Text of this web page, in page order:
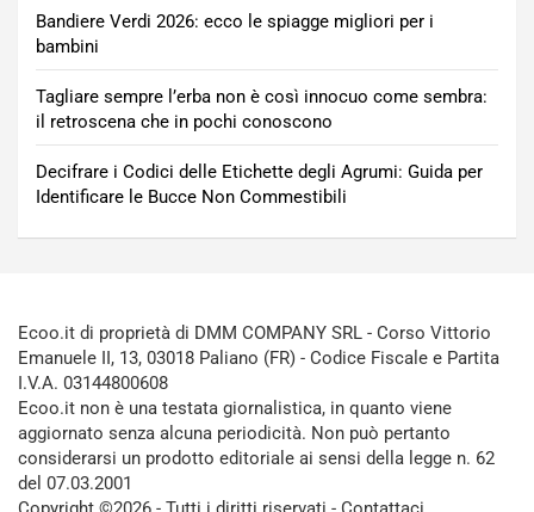
Bandiere Verdi 2026: ecco le spiagge migliori per i
bambini
Tagliare sempre l’erba non è così innocuo come sembra:
il retroscena che in pochi conoscono
Decifrare i Codici delle Etichette degli Agrumi: Guida per
Identificare le Bucce Non Commestibili
Ecoo.it di proprietà di DMM COMPANY SRL - Corso Vittorio
Emanuele II, 13, 03018 Paliano (FR) - Codice Fiscale e Partita
I.V.A. 03144800608
Ecoo.it non è una testata giornalistica, in quanto viene
aggiornato senza alcuna periodicità. Non può pertanto
considerarsi un prodotto editoriale ai sensi della legge n. 62
del 07.03.2001